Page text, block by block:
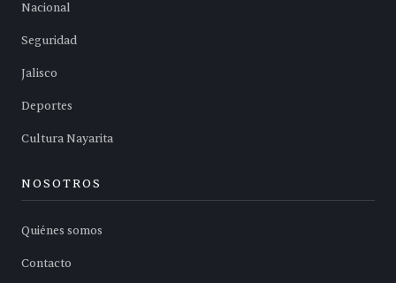
Nacional
Seguridad
Jalisco
Deportes
Cultura Nayarita
NOSOTROS
Quiénes somos
Contacto